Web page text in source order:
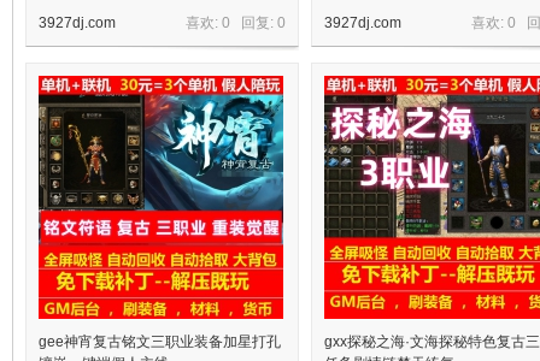
喜欢: 0 回复: 0
3927dj.com
喜欢: 0
3927dj.com
gee神宵复古铭文三职业装备加星打孔
gxx探秘之海·文海探秘特色复古